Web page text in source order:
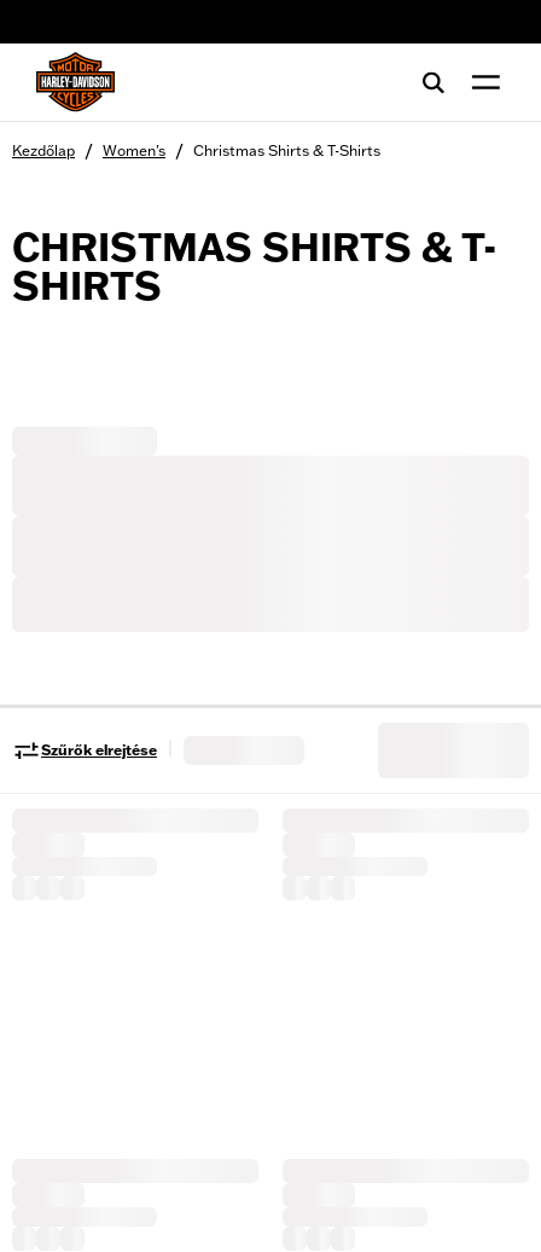
Kezdőlap / Women's / Christmas Shirts & T-Shirts
CHRISTMAS SHIRTS & T-
SHIRTS
Szűrők elrejtése